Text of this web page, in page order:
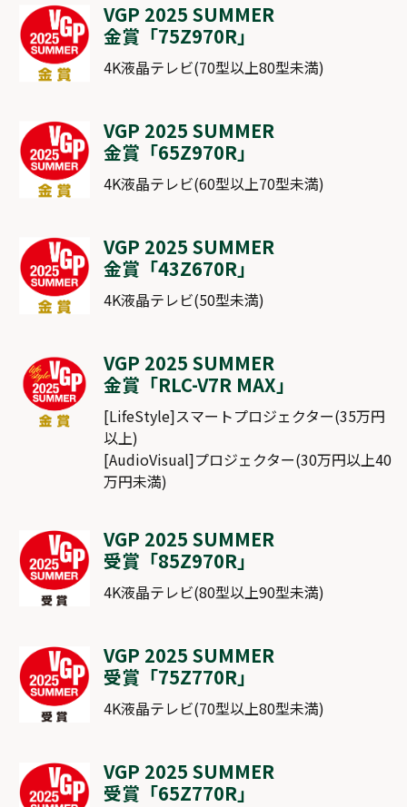
VGP 2025 SUMMER
金賞「75Z970R」
4K液晶テレビ(70型以上80型未満)
VGP 2025 SUMMER
金賞「65Z970R」
4K液晶テレビ(60型以上70型未満)
VGP 2025 SUMMER
金賞「43Z670R」
4K液晶テレビ(50型未満)
VGP 2025 SUMMER
金賞「RLC-V7R MAX」
[LifeStyle]スマートプロジェクター(35万円
以上)
[AudioVisual]プロジェクター(30万円以上40
万円未満)
VGP 2025 SUMMER
受賞「85Z970R」
4K液晶テレビ(80型以上90型未満)
VGP 2025 SUMMER
受賞「75Z770R」
4K液晶テレビ(70型以上80型未満)
VGP 2025 SUMMER
受賞「65Z770R」